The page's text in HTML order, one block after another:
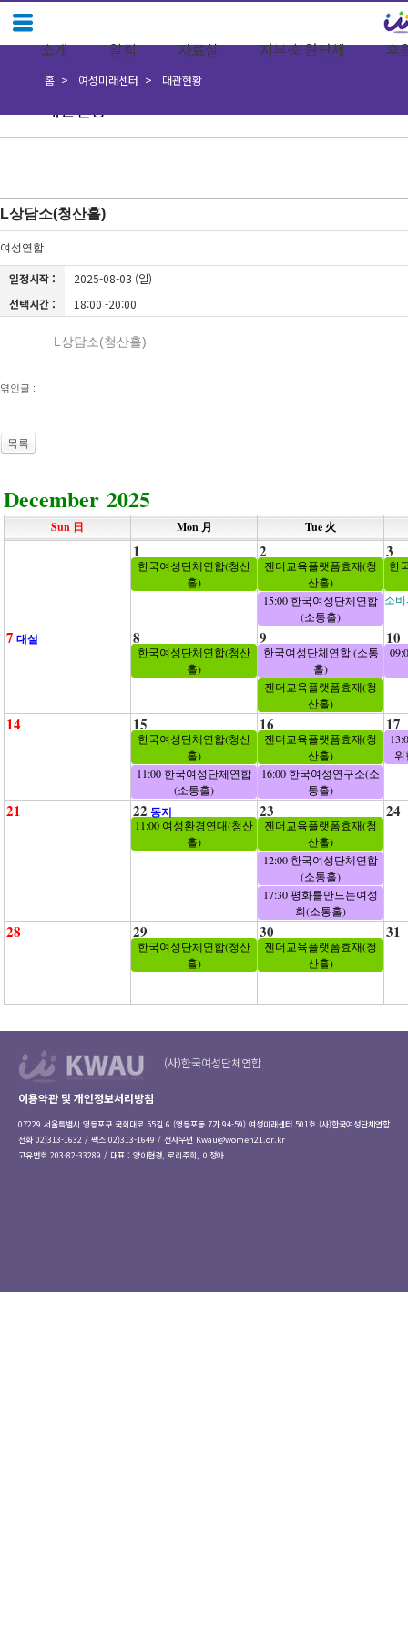
소개 알림 자료실 지부·회원단체 후
대관현황
홈 여성미래센터 대관현황
L상담소(청산홀)
여성연합
일정시작 :
2025-08-03 (일)
선택시간 :
18:00 -20:00
L상담소(청산홀)
엮인글 :
목록
December 2025
Sun 日 Mon 月 Tue 火
1
한국여성단체연합(청산
홀)
2
젠더교육플랫폼효재(청
산홀)
15:00 한국여성단체연합
(소통홀)
3
한
소
7 대설 8
한국여성단체연합(청산
홀)
9
한국여성단체연합 (소통
홀)
젠더교육플랫폼효재(청
산홀)
10
14 15
한국여성단체연합(청산
홀)
11:00 한국여성단체연합
(소통홀)
16
젠더교육플랫폼효재(청
산홀)
16:00 한국여성연구소(소
통홀)
17
위
21 22 동지
11:00 여성환경연대(청산
홀)
23
젠더교육플랫폼효재(청
산홀)
12:00 한국여성단체연합
(소통홀)
17:30 평화를만드는여성
회(소통홀)
24
28 29
한국여성단체연합(청산
홀)
30
젠더교육플랫폼효재(청
산홀)
31
(사)한국여성단체연합
이용약관 및 개인정보처리방침
07229 서울특별시 영등포구 국회대로 55길 6 (영등포동 7가 94-59) 여성미래센터 501호 (사)한국여성단체연합
전화 02)313-1632 / 팩스 02)313-1649 / 전자우편 Kwau@women21.or.kr
고유번호 203-82-33289 / 대표 : 양이현경, 로리주희, 이정아